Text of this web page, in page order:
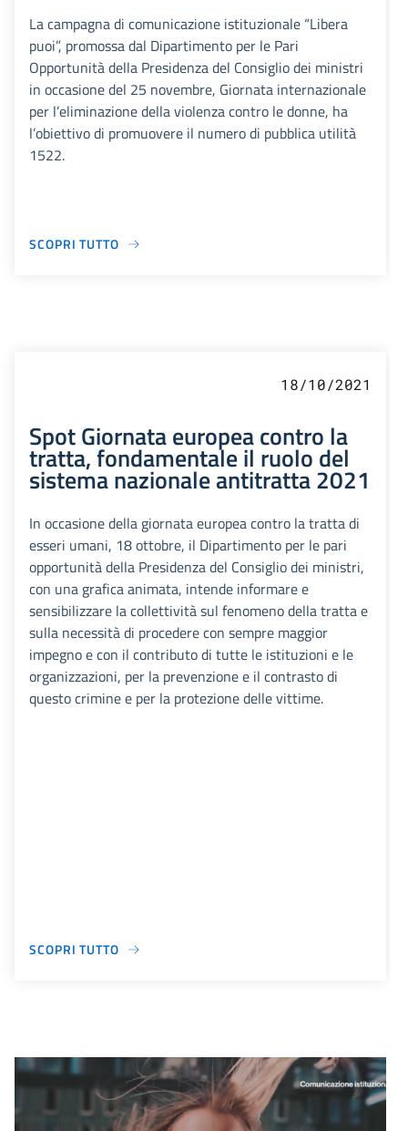
La campagna di comunicazione istituzionale “Libera
puoi”, promossa dal Dipartimento per le Pari
Opportunità della Presidenza del Consiglio dei ministri
in occasione del 25 novembre, Giornata internazionale
per l’eliminazione della violenza contro le donne, ha
l’obiettivo di promuovere il numero di pubblica utilità
1522.
SCOPRI TUTTO
18/10/2021
Spot Giornata europea contro la
tratta, fondamentale il ruolo del
sistema nazionale antitratta 2021
In occasione della giornata europea contro la tratta di
esseri umani, 18 ottobre, il Dipartimento per le pari
opportunità della Presidenza del Consiglio dei ministri,
con una grafica animata, intende informare e
sensibilizzare la collettività sul fenomeno della tratta e
sulla necessità di procedere con sempre maggior
impegno e con il contributo di tutte le istituzioni e le
organizzazioni, per la prevenzione e il contrasto di
questo crimine e per la protezione delle vittime.
SCOPRI TUTTO